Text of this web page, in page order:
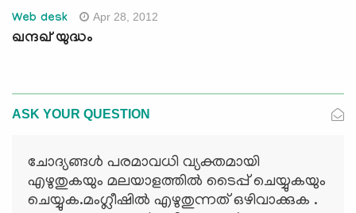
Web desk Apr 28, 2012
ഖന്ദഖ് യുദ്ധം
ASK YOUR QUESTION
ചോദ്യങ്ങള്‍ പരമാവധി വ്യക്തമായി
എഴുതുകയും മലയാളത്തില്‍ ടൈപ്പ് ചെയ്യുകയും
ചെയ്യുക.മംഗ്ലീഷില്‍ എഴുതുന്നത് ഒഴിവാക്കുക .